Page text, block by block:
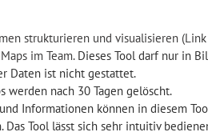
strukturieren und visualisieren
im Team. Dieses Tool darf nur in
Daten ist nicht gestattet.
werden nach 30 Tagen gelöscht.
und Informationen können in diesem
Das Tool lässt sich sehr intuitiv